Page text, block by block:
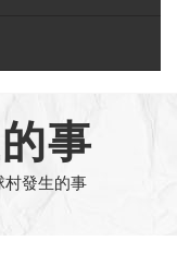
事
村發生的事